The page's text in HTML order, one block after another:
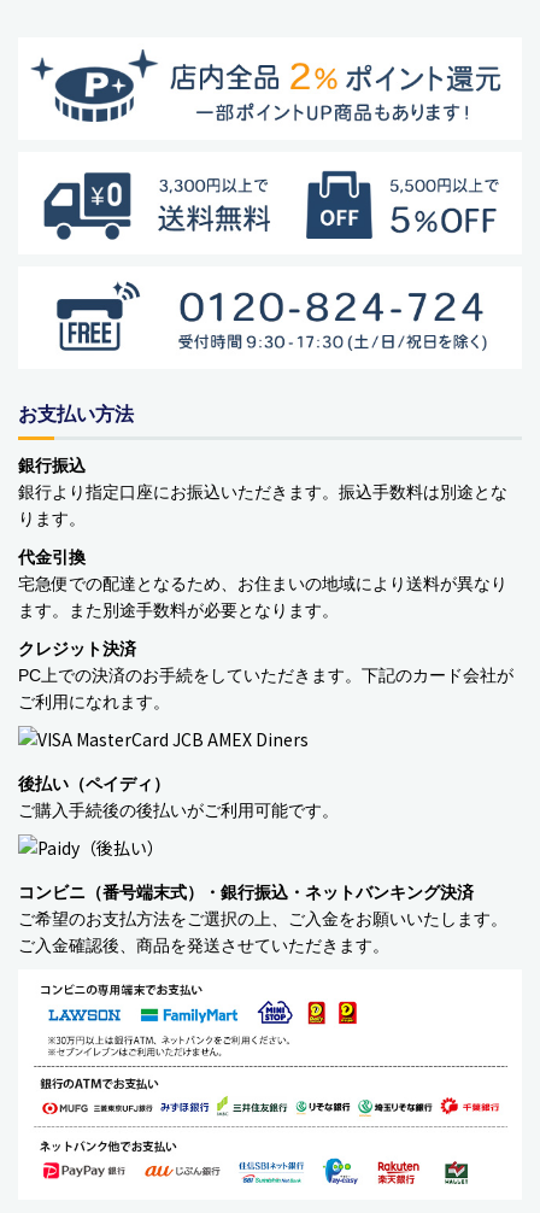
アパレル
アウトドア
健康・フィットネス
防災用品・保存食品
ベビーおもちゃ・子供用品
賞味期限間近・訳あり大特価
直輸入品
商品一覧
MESH ジュエリー
alico バルサミコ酢
TEJAKULA 塩
ムーミン
YOPE
kusuguru Japan
noa family
お支払い方法
銀行振込
銀行より指定口座にお振込いただきます。振込手数料は別途とな
ります。
代金引換
宅急便での配達となるため、お住まいの地域により送料が異なり
ます。また別途手数料が必要となります。
クレジット決済
PC上での決済のお手続をしていただきます。下記のカード会社が
ご利用になれます。
後払い（ペイディ）
ご購入手続後の後払いがご利用可能です。
コンビニ（番号端末式）・銀行振込・ネットバンキング決済
ご希望のお支払方法をご選択の上、ご入金をお願いいたします。
ご入金確認後、商品を発送させていただきます。